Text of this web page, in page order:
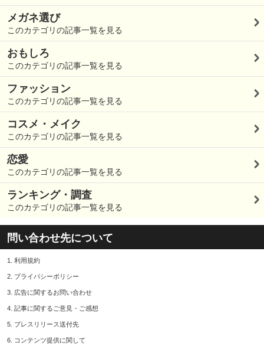
メガネ選び
このカテゴリの記事一覧を見る
おもしろ
このカテゴリの記事一覧を見る
ファッション
このカテゴリの記事一覧を見る
コスメ・メイク
このカテゴリの記事一覧を見る
恋愛
このカテゴリの記事一覧を見る
ランキング・調査
このカテゴリの記事一覧を見る
問い合わせ先について
1. 利用規約
2. プライバシーポリシー
3. 広告に関するお問い合わせ
4. 記事に関するご意見・ご感想
5. プレスリリース送付先
6. コンテンツ提供に関して